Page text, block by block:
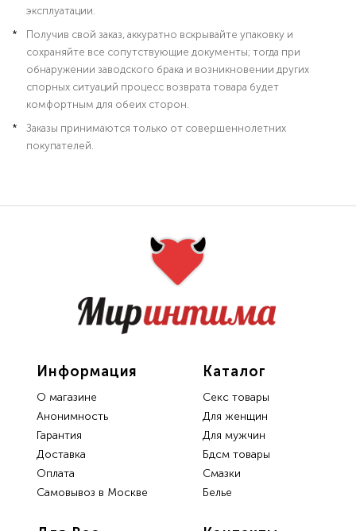
эксплуатации.
Получив свой заказ, аккуратно вскрывайте упаковку и
сохраняйте все сопутствующие документы; тогда при
обнаружении заводского брака и возникновении других
спорных ситуаций процесс возврата товара будет
комфортным для обеих сторон.
Заказы принимаются только от совершеннолетних
покупателей.
Каталог
Секс товары
Для женщин
Для мужчин
Бдсм товары
Смазки
Белье
Информация
О магазине
Анонимность
Гарантия
Доставка
Oплата
Самовывоз в Москве